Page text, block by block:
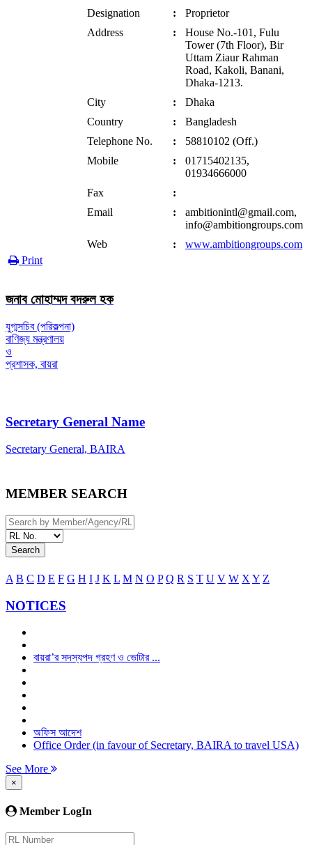
Designation
:
Proprietor
Address
:
House No.-101, Fulu
Tower (7th Floor), Bir
Uttam Ziaur Rahman
Road, Kakoli, Banani,
Dhaka-1213.
City
:
Dhaka
Country
:
Bangladesh
Telephone No.
:
58810102 (Off.)
Mobile
:
01715402135,
01934666000
Fax
:
Email
:
ambitionintl@gmail.com,
info@ambitiongroups.com
Web
:
www.ambitiongroups.com
Print
জনাব মোহাম্মদ বদরুল হক
যুগ্মসচিব (পরিকল্পনা)
বাণিজ্য মন্ত্রণালয়
ও
প্রশাসক, বায়রা
Secretary General Name
Secretary General, BAIRA
MEMBER SEARCH
Search
A B C D E F G H I J K L M N O P Q R S T U V W X Y Z
NOTICES
বায়রা’র সদস্যপদ গ্রহণ ও ভোটার ...
অফিস আদেশ
Office Order (in favour of Secretary, BAIRA to travel USA)
See More
×
Member LogIn